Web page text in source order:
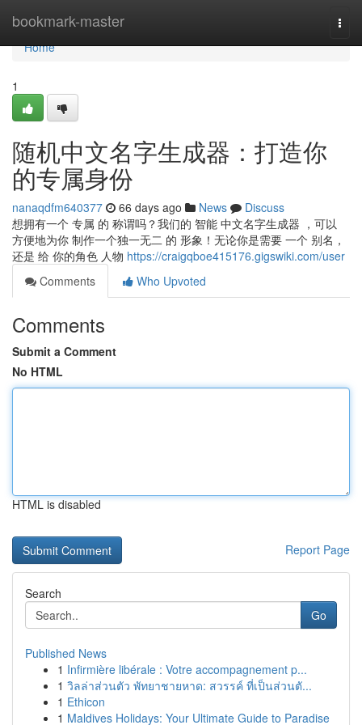
bookmark-master
Home
Home
1
随机中文名字生成器：打造你
的专属身份
nanaqdfm640377 66 days ago News
Discuss
想拥有一个 专属 的 称谓吗？我们的 智能 中文名字生成器 ，可以
方便地为你 制作一个独一无二 的 形象！无论你是需要 一个 别名，
还是 给 你的角色 人物 https://craigqboe415176.gigswiki.com/user
Comments
Who Upvoted
Comments
Submit a Comment
No HTML
HTML is disabled
Report Page
Search
Go
Published News
1 Infirmière libérale : Votre accompagnement p...
1 วิลล่าส่วนตัว พัทยาชายหาด: สวรรค์ ที่เป็นส่วนตั...
1 Ethicon
1 Maldives Holidays: Your Ultimate Guide to Paradise